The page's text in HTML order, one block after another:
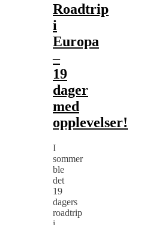
Roadtrip
i
Europa
–
19
dager
med
opplevelser!
I
sommer
ble
det
19
dagers
roadtrip